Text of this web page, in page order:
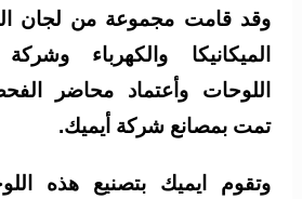
وقد قامت مجموعة من لجان
الميكانيكا والكهرباء
اللوحات وأعتماد محاضر
تمت بمصانع شركة أيميك.
وتقوم ايميك بتصنيع هذه